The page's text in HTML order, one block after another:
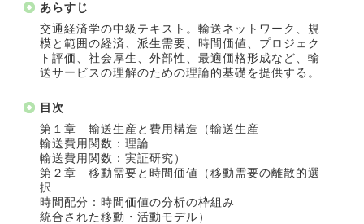
あらすじ
交通経済学の中級テキスト。輸送ネットワーク、規
模と範囲の経済、派生需要、時間価値、プロジェク
ト評価、社会厚生、外部性、最適価格形成など、輸
送サービスの理解のための理論的基礎を提供する。
目次
第１章 輸送生産と費用構造（輸送生産
輸送費用関数：理論
輸送費用関数：実証研究）
第２章 移動需要と時間価値（移動需要の離散的選
択
時間配分：時間価値の分析の枠組み
統合された移動・活動モデル）